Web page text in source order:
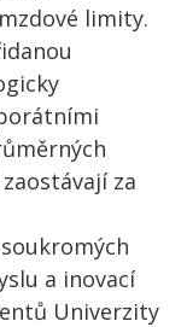
limity.
za
a inovací
Univerzity